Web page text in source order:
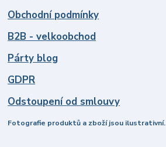
Obchodní podmínky
B2B - velkoobchod
Párty blog
GDPR
Odstoupení od smlouvy
Fotografie produktů a zboží jsou ilustrativní.